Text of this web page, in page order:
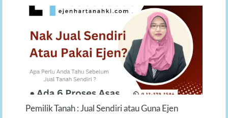
Pemilik Tanah : Jual Sendiri atau Guna Ejen